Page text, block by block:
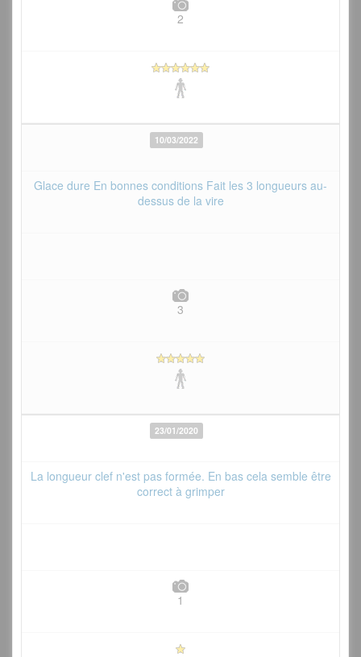
2
10/03/2022
Glace dure En bonnes conditions Fait les 3 longueurs au-
dessus de la vire
3
23/01/2020
La longueur clef n'est pas formée. En bas cela semble être
correct à grimper
1